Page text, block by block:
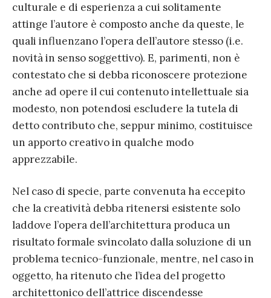
culturale e di esperienza a cui solitamente
attinge l’autore è composto anche da queste, le
quali influenzano l’opera dell’autore stesso (i.e.
novità in senso soggettivo). E, parimenti, non è
contestato che si debba riconoscere protezione
anche ad opere il cui contenuto intellettuale sia
modesto, non potendosi escludere la tutela di
detto contributo che, seppur minimo, costituisce
un apporto creativo in qualche modo
apprezzabile.
Nel caso di specie, parte convenuta ha eccepito
che la creatività debba ritenersi esistente solo
laddove l’opera dell’architettura produca un
risultato formale svincolato dalla soluzione di un
problema tecnico-funzionale, mentre, nel caso in
oggetto, ha ritenuto che l’idea del progetto
architettonico dell’attrice discendesse